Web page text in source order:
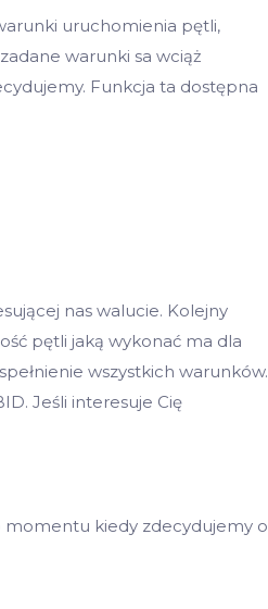
uruchomienia pętli,
warunki sa wciąż
Funkcja ta dostępna
nas walucie. Kolejny
pętli jaką wykonać ma dla
wszystkich warunków.
Jeśli interesuje Cię
momentu kiedy zdecydujemy o